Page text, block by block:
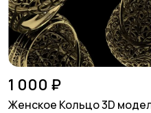
1 000 ₽
Женское Кольцо 3D